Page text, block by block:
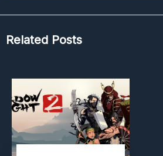
Related Posts